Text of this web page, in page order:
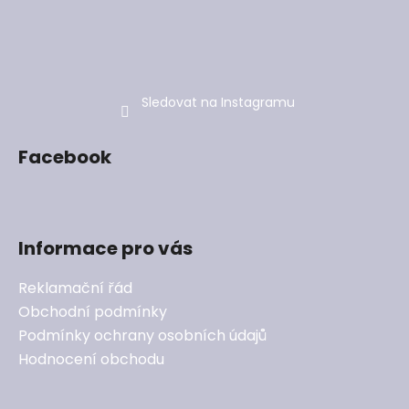
Sledovat na Instagramu
Facebook
Informace pro vás
Reklamační řád
Obchodní podmínky
Podmínky ochrany osobních údajů
Hodnocení obchodu